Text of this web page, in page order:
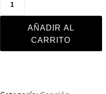
AÑADIR AL
CARRITO